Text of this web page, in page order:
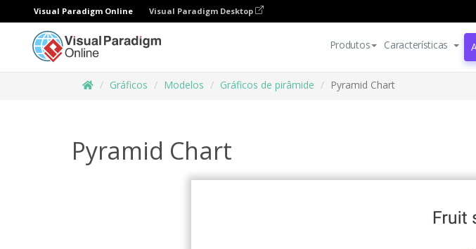
Visual Paradigm Online Visual Paradigm Desktop
Produtos Características
Gráficos Modelos Gráficos de pirâmide Pyramid Chart
Pyramid Chart